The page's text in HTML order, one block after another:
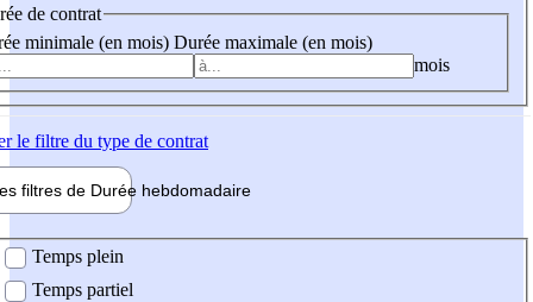
de contrat
minimale (en mois) Durée maximale (en mois)
mois
le filtre du type de contrat
filtres de Durée hebdomadaire
Temps plein
Temps partiel